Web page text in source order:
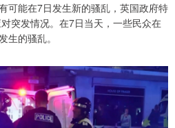
可能在7日发生新的骚乱，英国政府特
突发情况。在7日当天，一些民众在
生的骚乱。